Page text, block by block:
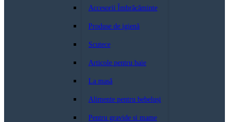
Accesorii Îmbrăcăminte
Produse de igienă
Scutece
Articole pentru baie
La masă
Alimente pentru bebeluși
Pentru gravide si mame